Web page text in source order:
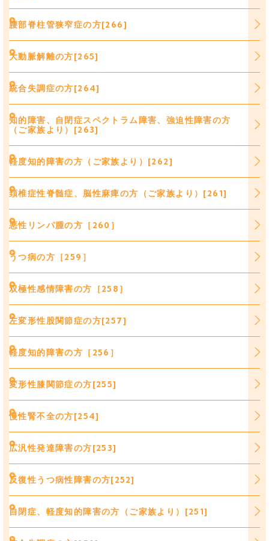
腰部脊柱管狭窄症の方[266]
大動脈解離の方[265]
統合失調症の方[264]
知的障害、自閉症スペクトラム障害、強迫性障害の方
（ご家族より）[263]
軽度知的障害の方（ご家族より）[262]
頚椎症性脊髄症、脳性麻痺の方（ご家族より）[261]
悪性リンパ腫の方［260］
うつ病の方［259］
双極性感情障害の方［258］
左変形性股関節症の方[257]
軽度知的障害の方［256］
変形性膝関節症の方[255]
慢性腎不全の方[254]
広汎性発達障害の方[253]
反復性うつ病性障害の方[252]
自閉症、軽度知的障害の方（ご家族より）[251]